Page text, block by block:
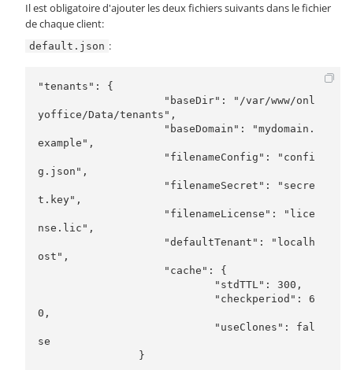
Il est obligatoire d'ajouter les deux fichiers suivants dans le fichier
de chaque client:
default.json :
"tenants": {
yoffice/Data/tenants",
example",
g.json",
t.key",
nse.lic",
ost",
0,
se
                }